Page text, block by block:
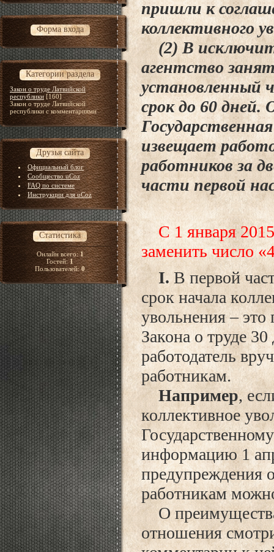
Форма входа
Категории раздела
Закон о труде Латвийской
республики [160]
Закон о труде Латвийской
республики с комментариями
Друзья сайта
Официальный блог
Сообщество uCoz
FAQ по системе
Инструкции для uCoz
Статистика
Онлайн всего:1
Гостей:1
Пользователей:0
пришли к
коллективного
(2) В
агентство
установленный
срок до 60 дней.
извещает
работников за
части первой
С 1 января 2015
заменить число
I.В первой
срок начала
увольнения – это
Закона о труде
работодатель
работникам.
Например,
коллективное
информацию 1
предупреждения
работникам
О
отношения